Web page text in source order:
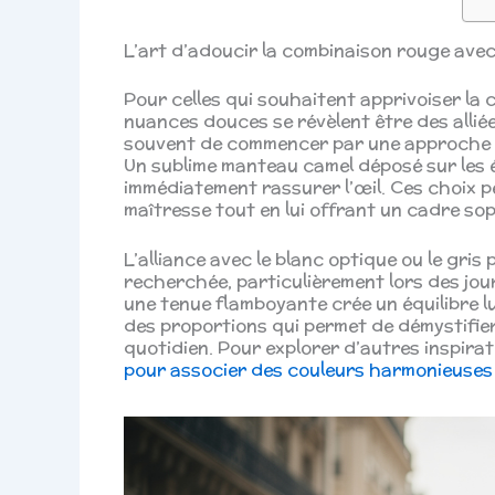
L’art d’adoucir la combinaison rouge
Pour celles qui souhaitent apprivoiser la
nuances douces se révèlent être des
souvent de commencer par une
Un sublime manteau camel déposé sur
immédiatement rassurer l’œil. Ces choix
maîtresse tout en lui offrant un cadre
L’alliance avec le blanc optique ou le
recherchée, particulièrement lors des
une tenue flamboyante crée un équilibre
des proportions qui permet de
quotidien. Pour explorer d’autres
pour associer des couleurs harmonieuses